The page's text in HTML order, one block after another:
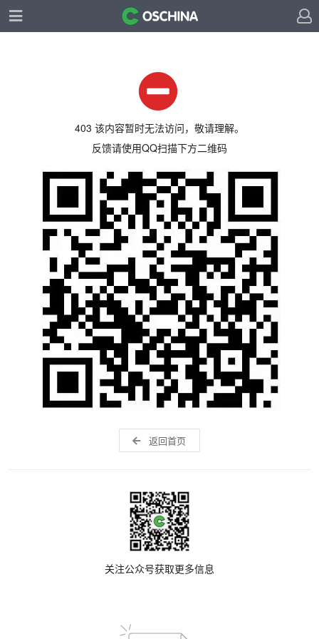
403 该内容暂时无法访问，敬请理解。
反馈请使用QQ扫描下方二维码
返回首页
关注公众号获取更多信息